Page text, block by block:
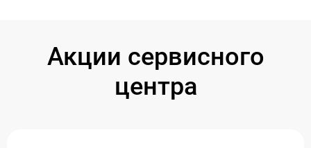
Акции сервисного
центра